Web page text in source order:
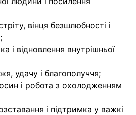
вінця безшлюбності і
і відновлення внутрішньої
удачу і благополуччя;
і робота з охолодженням
і підтримка у важкі